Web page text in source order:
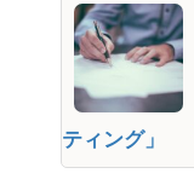
ティング」